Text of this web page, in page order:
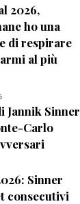
2026,
ho una
di respirare
al più
Jannik Sinner
Carlo
Sinner
consecutivi